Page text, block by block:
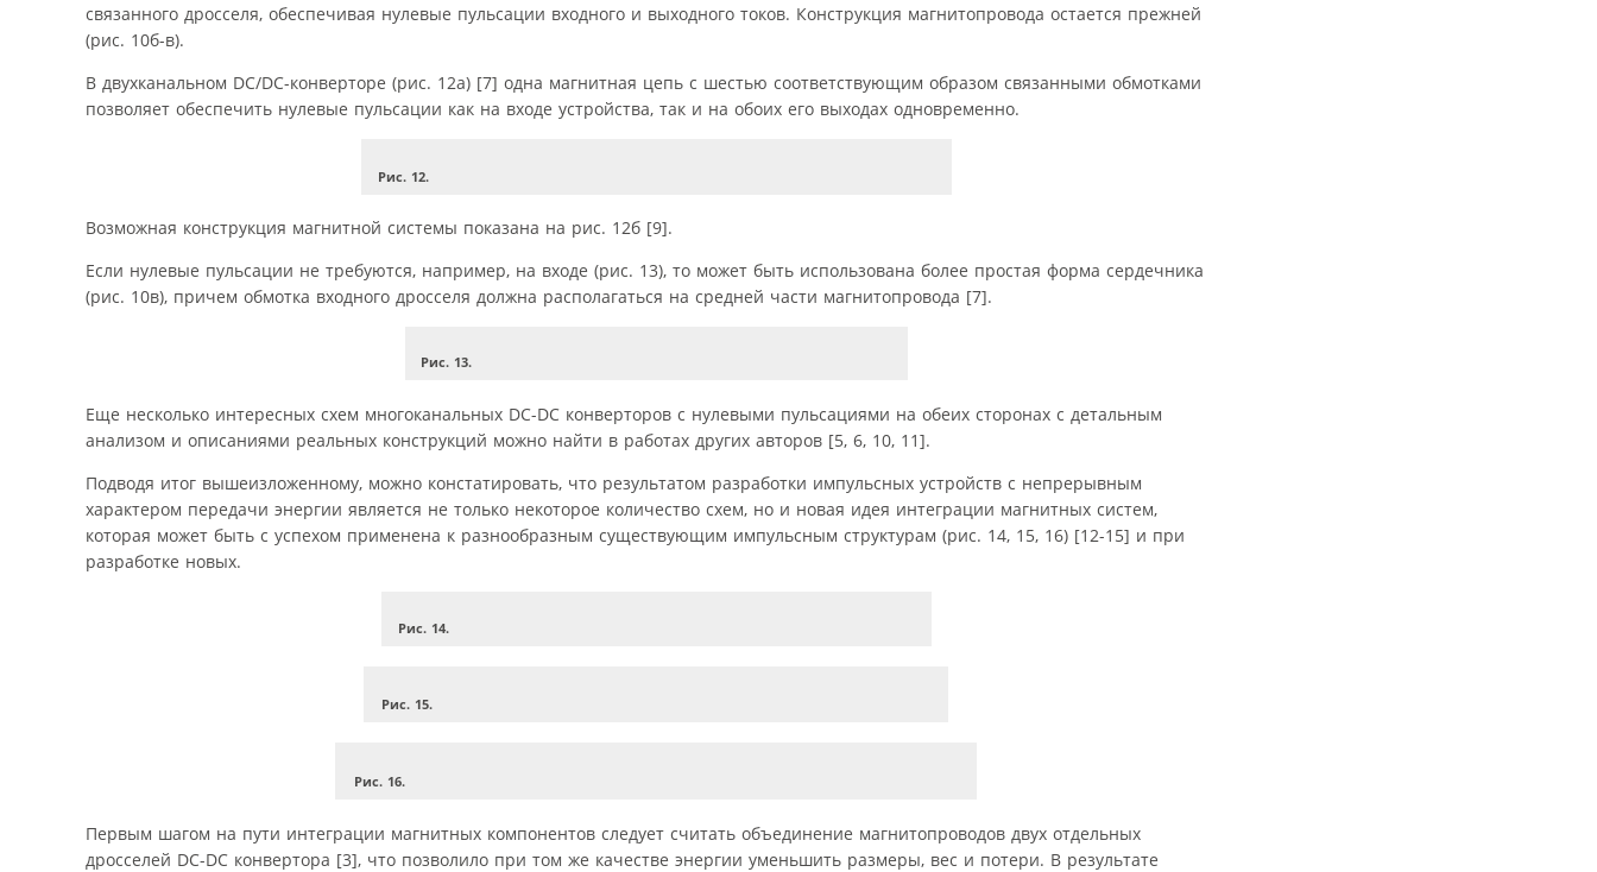
связанного дросселя, обеспечивая нулевые пульсации входного и выходного токов. Конструкция магнитопровода остается прежней
(рис. 10б-в).
В двухканальном DC/DC-конверторе (рис. 12а) [7] одна магнитная цепь с шестью соответствующим образом связанными обмотками
позволяет обеспечить нулевые пульсации как на входе устройства, так и на обоих его выходах одновременно.
Рис. 12.
Возможная конструкция магнитной системы показана на рис. 12б [9].
Если нулевые пульсации не требуются, например, на входе (рис. 13), то может быть использована более простая форма сердечника
(рис. 10в), причем обмотка входного дросселя должна располагаться на средней части магнитопровода [7].
Рис. 13.
Еще несколько интересных схем многоканальных DC-DC конверторов с нулевыми пульсациями на обеих сторонах с детальным
анализом и описаниями реальных конструкций можно найти в работах других авторов [5, 6, 10, 11].
Подводя итог вышеизложенному, можно констатировать, что результатом разработки импульсных устройств с непрерывным
характером передачи энергии является не только некоторое количество схем, но и новая идея интеграции магнитных систем,
которая может быть с успехом применена к разнообразным существующим импульсным структурам (рис. 14, 15, 16) [12-15] и при
разработке новых.
Рис. 14.
Рис. 15.
Рис. 16.
Первым шагом на пути интеграции магнитных компонентов следует считать объединение магнитопроводов двух отдельных
дросселей DC-DC конвертора [3], что позволило при том же качестве энергии уменьшить размеры, вес и потери. В результате